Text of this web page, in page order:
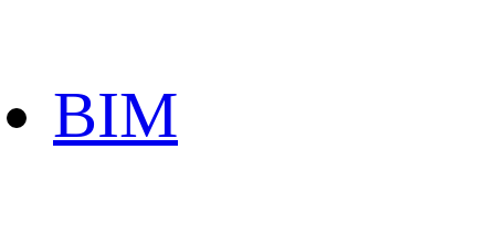
BIM